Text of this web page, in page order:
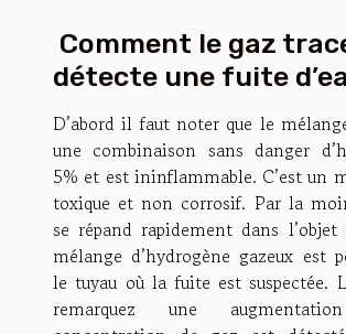
Comment le gaz
détecte une fuite
D’abord il faut noter que le
une combinaison sans danger
5% et est ininflammable. C’est un
toxique et non corrosif. Par la
se répand rapidement dans
mélange d’hydrogène gazeux est
le tuyau où la fuite est suspectée.
remarquez une